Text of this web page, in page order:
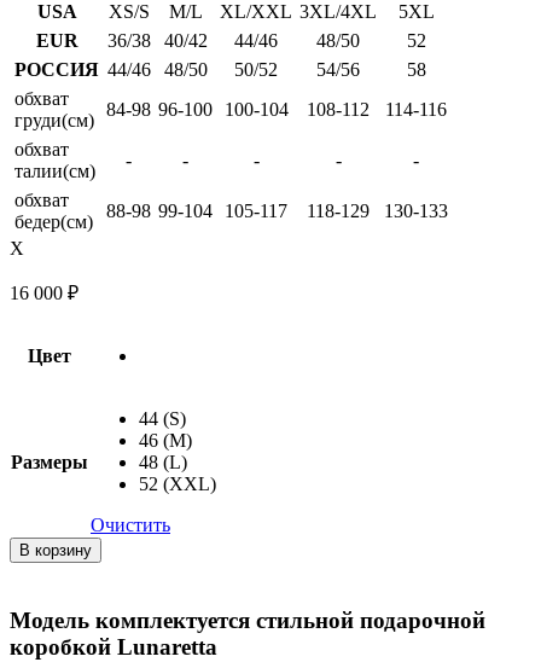
USA XS/S M/L XL/XXL 3XL/4XL
5XL
EUR
36/38 40/42 44/46 48/50
52
РОССИЯ 44/46 48/50 50/52 54/56
58
обхват
груди(см)
84-98 96-100 100-104 108-112
114-116
обхват
талии(см)
- - - -
-
обхват
бедер(см)
88-98 99-104 105-117 118-129
130-133
X
16 000 ₽
Цвет
Размеры
44 (S)
46 (M)
48 (L)
52 (XXL)
Очистить
Количество
товара
сорочка
короткая
Helen
В корзину
Модель комплектуется стильной подарочной
коробкой Lunaretta